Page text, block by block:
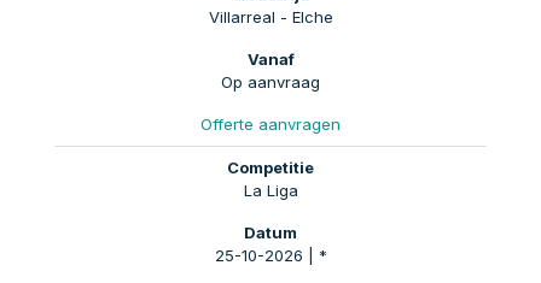
Villarreal - Elche
Op aanvraag
Offerte aanvragen
La Liga
25-10-2026 | *